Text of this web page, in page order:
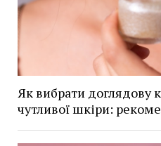
Як вибрати доглядову
чутливої шкіри: